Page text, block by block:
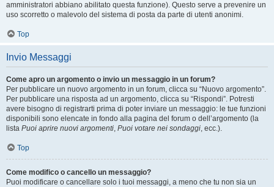
amministratori abbiano abilitato questa funzione). Questo serve a prevenire un
uso scorretto o malevolo del sistema di posta da parte di utenti anonimi.
Top
Invio Messaggi
Come apro un argomento o invio un messaggio in un forum?
Per pubblicare un nuovo argomento in un forum, clicca su “Nuovo argomento”.
Per pubblicare una risposta ad un argomento, clicca su “Rispondi”. Potresti
avere bisogno di registrarti prima di poter inviare un messaggio: le tue funzioni
disponibili sono elencate in fondo alla pagina del forum o dell’argomento (la
lista Puoi aprire nuovi argomenti, Puoi votare nei sondaggi, ecc.).
Top
Come modifico o cancello un messaggio?
Puoi modificare o cancellare solo i tuoi messaggi, a meno che tu non sia un